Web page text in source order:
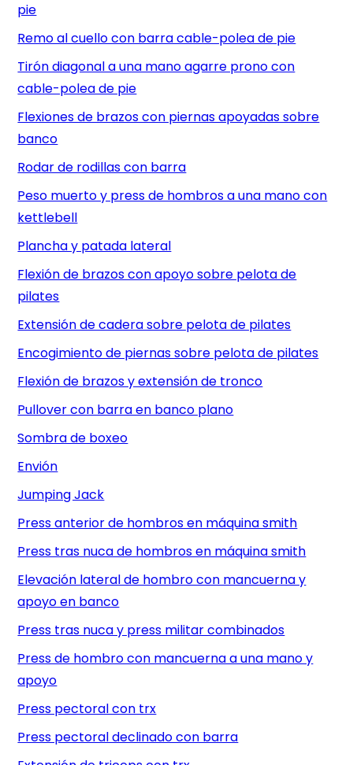
pie
Remo al cuello con barra cable-polea de pie
Tirón diagonal a una mano agarre prono con
cable-polea de pie
Flexiones de brazos con piernas apoyadas sobre
banco
Rodar de rodillas con barra
Peso muerto y press de hombros a una mano con
kettlebell
Plancha y patada lateral
Flexión de brazos con apoyo sobre pelota de
pilates
Extensión de cadera sobre pelota de pilates
Encogimiento de piernas sobre pelota de pilates
Flexión de brazos y extensión de tronco
Pullover con barra en banco plano
Sombra de boxeo
Envión
Jumping Jack
Press anterior de hombros en máquina smith
Press tras nuca de hombros en máquina smith
Elevación lateral de hombro con mancuerna y
apoyo en banco
Press tras nuca y press militar combinados
Press de hombro con mancuerna a una mano y
apoyo
Press pectoral con trx
Press pectoral declinado con barra